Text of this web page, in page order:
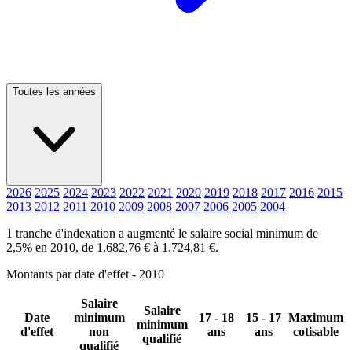
Toutes les années
2026 2025 2024 2023 2022 2021 2020 2019 2018 2017 2016 2015
2013 2012 2011 2010 2009 2008 2007 2006 2005 2004
1 tranche d'indexation a augmenté le salaire social minimum de
2,5% en 2010, de 1.682,76 € à 1.724,81 €.
Montants par date d'effet - 2010
Date
d'effet
Salaire
minimum
non
qualifié
Salaire
minimum
qualifié
17 - 18
ans
15 - 17
ans
Maximum
cotisable